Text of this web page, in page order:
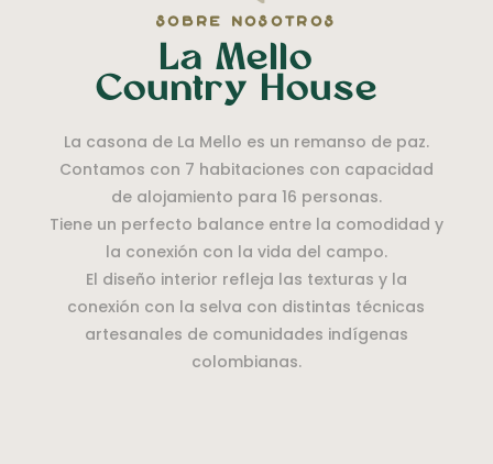
sobre nosotros
La Mello
Country House
La casona de La Mello es un remanso de paz.
Contamos con 7 habitaciones con capacidad
de alojamiento para 16 personas.
Tiene un perfecto balance entre la comodidad y
la conexión con la vida del campo.
El diseño interior refleja las texturas y la
conexión con la selva con distintas técnicas
artesanales de comunidades indígenas
colombianas.